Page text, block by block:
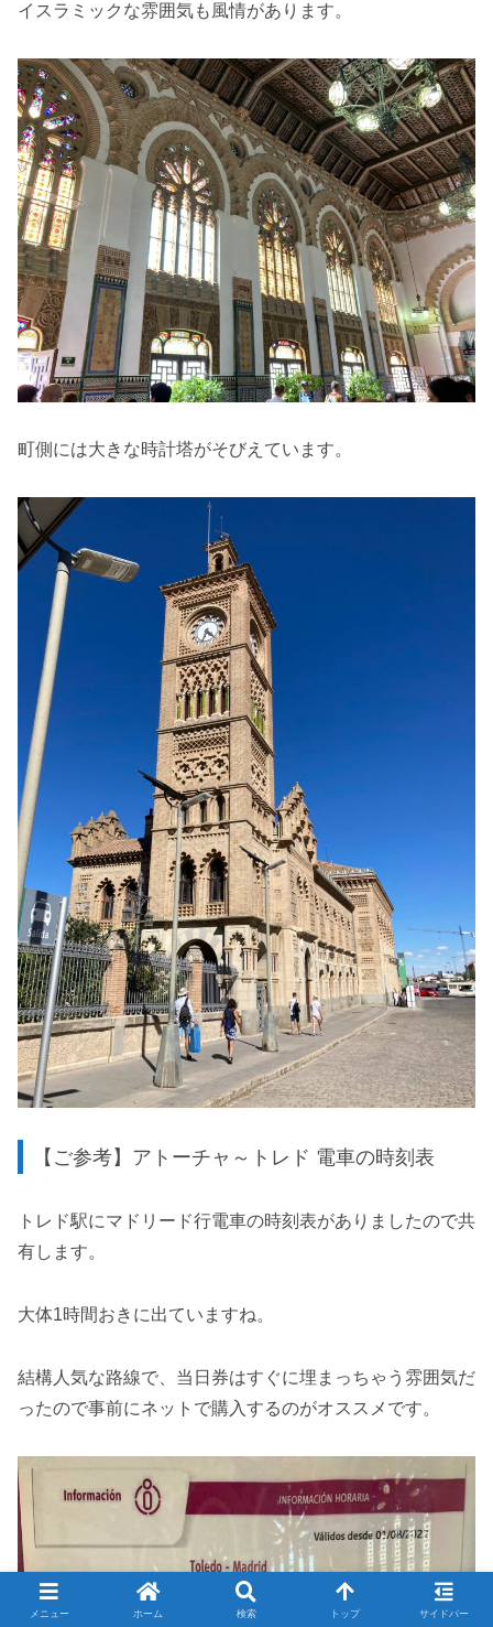
イスラミックな雰囲気も風情があります。
町側には大きな時計塔がそびえています。
【ご参考】アトーチャ～トレド 電車の時刻表
トレド駅にマドリード行電車の時刻表がありましたので共
有します。
大体1時間おきに出ていますね。
結構人気な路線で、当日券はすぐに埋まっちゃう雰囲気だ
ったので事前にネットで購入するのがオススメです。
メニュー ホーム 検索 トップ サイドバー